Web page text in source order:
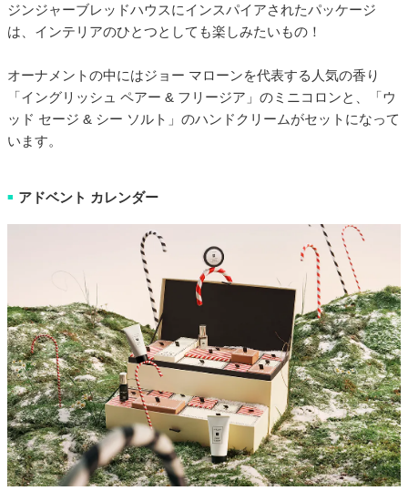
ジンジャーブレッドハウスにインスパイアされたパッケージ
は、インテリアのひとつとしても楽しみたいもの！
オーナメントの中にはジョー マローンを代表する人気の香り
「イングリッシュ ペアー & フリージア」のミニコロンと、「ウ
ッド セージ & シー ソルト」のハンドクリームがセットになって
います。
■ アドベント カレンダー